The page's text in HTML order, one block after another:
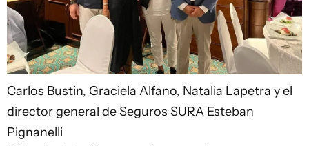
Carlos Bustin, Graciela Alfano, Natalia Lapetra y el
director general de Seguros SURA Esteban
Pignanelli